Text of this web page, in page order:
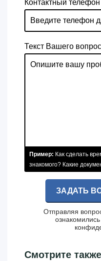
Контактный телефон
Текст Вашего
Пример: Как сделать
знакомого? Какие
ЗАДАТЬ
Отправляя
Смотрите